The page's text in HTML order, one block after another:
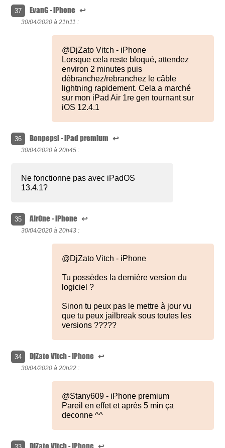
37 EvanG - iPhone ↩
30/04/2020 à 21h11 :
@DjZato Vitch - iPhone
Lorsque cela reste bloqué, attendez
environ 2 minutes puis
débranchez/rebranchez le câble
lightning rapidement. Cela a marché
sur mon iPad Air 1re gen tournant sur
iOS 12.4.1
36 Bonpepsi - iPad premium ↩
30/04/2020 à 20h45 :
Ne fonctionne pas avec iPadOS
13.4.1?
35 AirOne - iPhone ↩
30/04/2020 à 20h43 :
@DjZato Vitch - iPhone
Tu possèdes la dernière version du
logiciel ?
Sinon tu peux pas le mettre à jour vu
que tu peux jailbreak sous toutes les
versions ?????
34 DjZato Vitch - iPhone ↩
30/04/2020 à 20h22 :
@Stany609 - iPhone premium
Pareil en effet et après 5 min ça
deconne ^^